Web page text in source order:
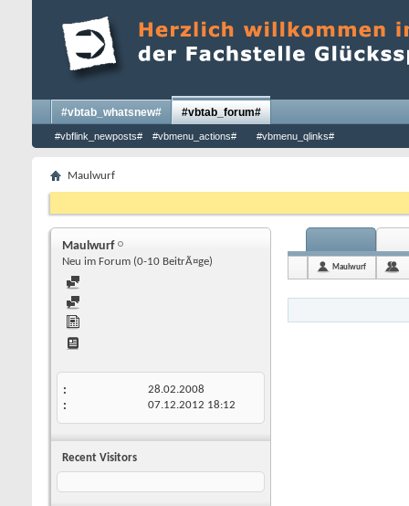
#vbtab_whatsnew# #vbtab_forum#
#vbflink_newposts# #vbmenu_actions# #vbmenu_qlinks#
Maulwurf
Maulwurf
Neu im Forum (0-10 BeitrÃ¤ge)
28.02.2008
07.12.2012 18:12
Recent Visitors
Maulwurf